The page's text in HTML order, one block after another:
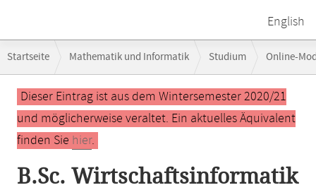
English
Navigation
Startseite Mathematik und Informatik Studium Online-
Hauptinhalt
Dieser Eintrag ist aus dem Wintersemester 2020/21
und möglicherweise veraltet. Ein aktuelles Äquivalent
finden Sie hier.
B.Sc. Wirtschaftsinformatik